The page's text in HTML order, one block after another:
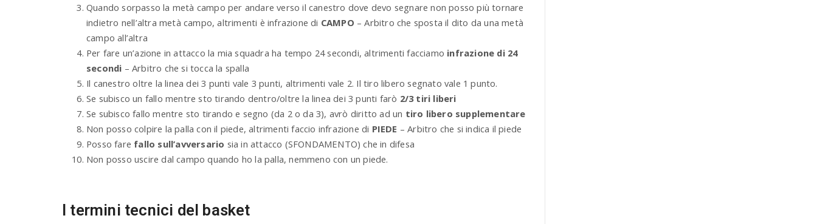
Quando sorpasso la metà campo per andare verso il canestro dove devo segnare non posso più tornare
indietro nell’altra metà campo, altrimenti è infrazione di CAMPO – Arbitro che sposta il dito da una metà
campo all’altra
Per fare un’azione in attacco la mia squadra ha tempo 24 secondi, altrimenti facciamo infrazione di 24
secondi – Arbitro che si tocca la spalla
Il canestro oltre la linea dei 3 punti vale 3 punti, altrimenti vale 2. Il tiro libero segnato vale 1 punto.
Se subisco un fallo mentre sto tirando dentro/oltre la linea dei 3 punti farò 2/3 tiri liberi
Se subisco fallo mentre sto tirando e segno (da 2 o da 3), avrò diritto ad un tiro libero supplementare
Non posso colpire la palla con il piede, altrimenti faccio infrazione di PIEDE – Arbitro che si indica il piede
Posso fare fallo sull’avversario sia in attacco (SFONDAMENTO) che in difesa
Non posso uscire dal campo quando ho la palla, nemmeno con un piede.
I termini tecnici del basket